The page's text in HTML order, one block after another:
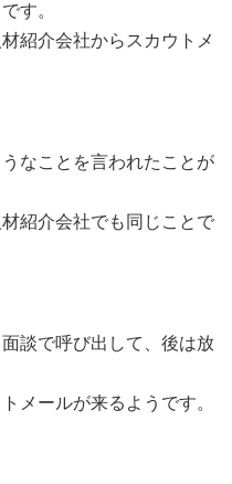
す。
紹介会社からスカウトメ
なことを言われたことが
紹介会社でも同じことで
談で呼び出して、後は放
メールが来るようです。